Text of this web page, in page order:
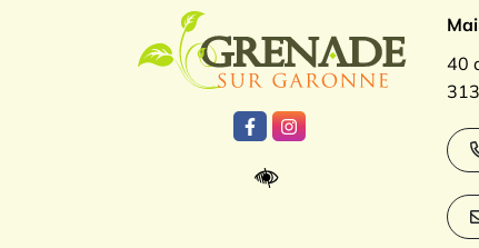
Logo
Lien vers le compte
Lien vers le compte
40